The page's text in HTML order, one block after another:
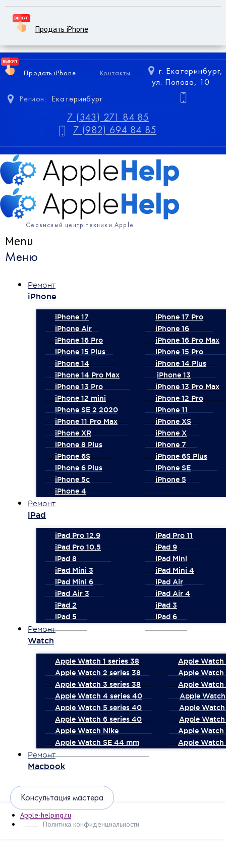
Продать iPhone
Продать iPhone Контакты
Регион: Екатеринбург
г. Екатеринбург,
ул. Попова, 10
7 (343) 271 84 85
7 (982) 694 84 85
Сервисный центр техники Apple
Menu
Меню
Ремонт
iPhone
iPhone 17
iPhone 17 Pro
iPhone Air
iPhone 16
iPhone 16 Pro
iPhone 16 Pro Max
iPhone 15 Plus
iPhone 15 Pro
iPhone 14
iPhone 14 Plus
iPhone 14 Pro Max
iPhone 13
iPhone 13 Pro
iPhone 13 Pro Max
iPhone 12 mini
iPhone 12 Pro
iPhone SE 2 2020
iPhone 11
iPhone 11 Pro Max
iPhone XS
iPhone XR
iPhone X
iPhone 8 Plus
iPhone 7
iPhone 6S
iPhone 6S Plus
iPhone 6 Plus
iPhone SE
iPhone 5c
iPhone 5
iPhone 4
Ремонт
iPad
iPad Pro 12.9
iPad Pro 11
iPad Pro 10.5
iPad 9
iPad 8
iPad Mini
iPad Mini 3
iPad Mini 4
iPad Mini 6
iPad Air
iPad Air 3
iPad Air 4
iPad 2
iPad 3
iPad 5
iPad 6
Ремонт
Watch
Apple Watch 1 series 38
Apple Watch
Apple Watch 2 series 38
Apple Watch
Apple Watch 3 series 38
Apple Watch
Apple Watch 4 series 40
Apple
Apple Watch 5 series 40
Apple
Apple Watch 6 series 40
Apple
Apple Watch Nike
Apple Watch
Apple Watch SE 44 mm
Apple Watch
Ремонт
Macbook
Консультация мастера
Apple-helping.ru
Политика конфиденциальности